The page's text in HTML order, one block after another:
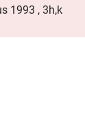
1993 , 3h,k